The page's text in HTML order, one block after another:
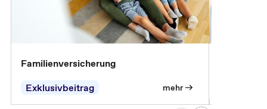
Familienversicherung
Exklusivbeitrag
mehr